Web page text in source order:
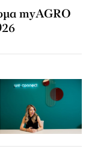
myAGRO